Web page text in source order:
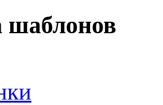
шаблонов